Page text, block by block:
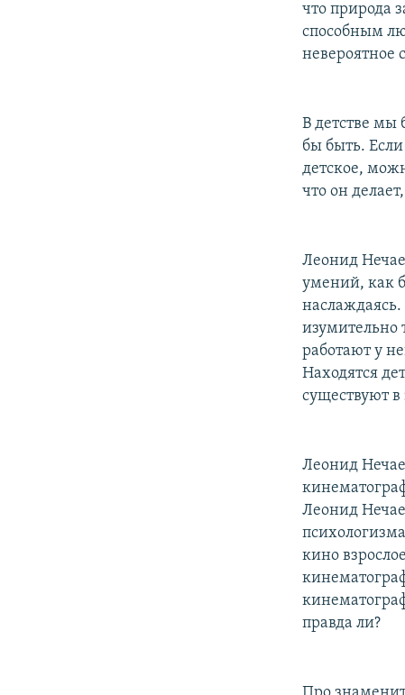
что природа
способным
невероятное
В детстве
бы быть. Если
детское,
что он
Леонид
умений, как
изумительно
работают у
Находятся
существуют
Леонид
Леонид
кино
правда ли?